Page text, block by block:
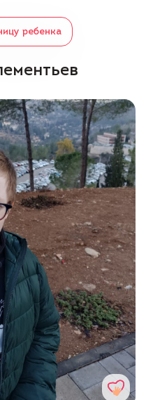
ребенка